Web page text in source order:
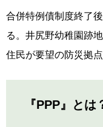
合併特例債制度終了
る。井尻野幼稚園跡
住民が要望の防災拠
『PPP』とは